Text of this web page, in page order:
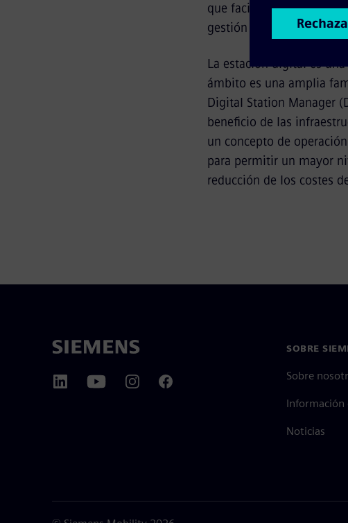
que facilita el
gestión desde un único
La estación digital es
ámbito es una amplia
Digital Station Manager
beneficio de las
un concepto de
para permitir un mayor
reducción de los costes
SOBRE
Sobre
Información
Noticias